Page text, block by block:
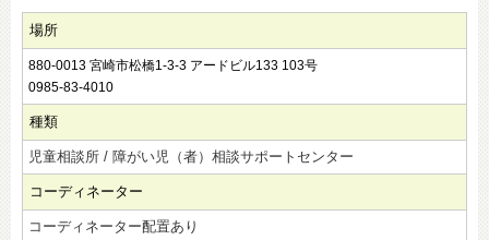
場所
880-0013 宮崎市松橋1-3-3 アードビル133 103号
0985-83-4010
種類
児童相談所 / 障がい児（者）相談サポートセンター
コーディネーター
コーディネーター配置あり